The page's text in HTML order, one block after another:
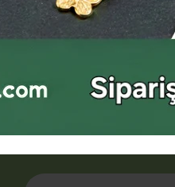
1200 TL ÜZERİ ÜCRETSİZ KARGO